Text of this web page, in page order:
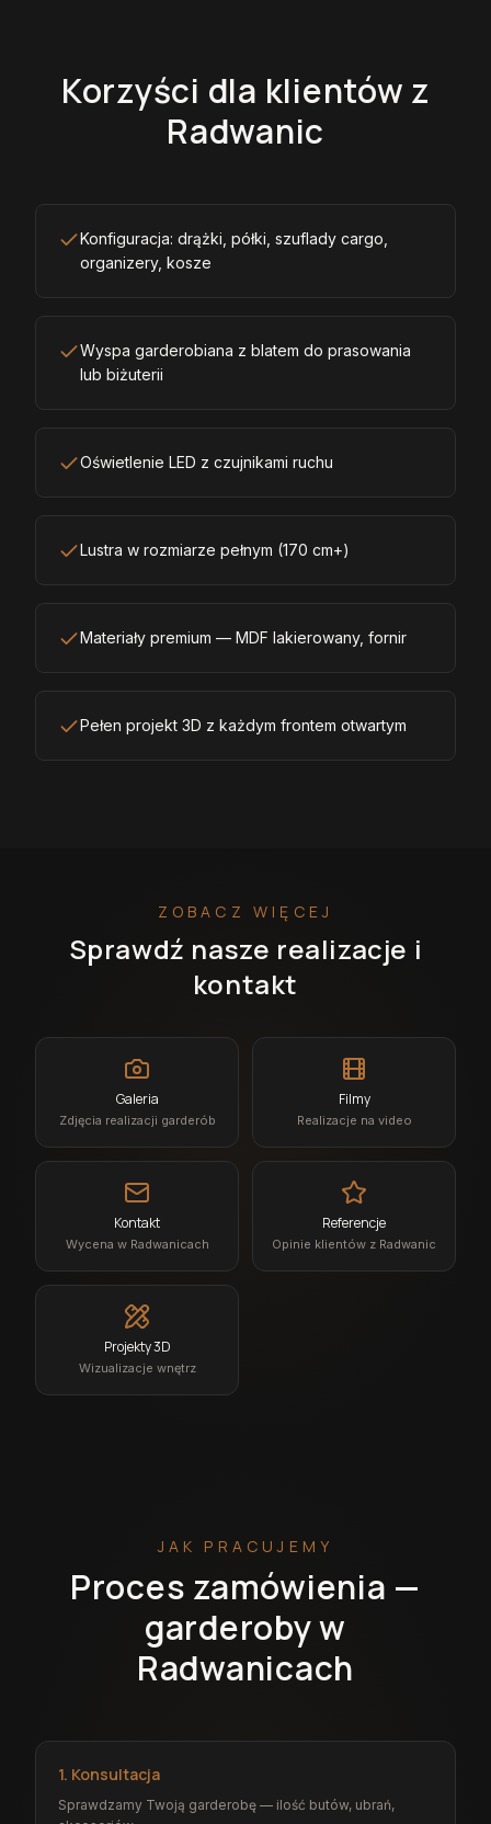
Korzyści dla klientów z
Radwanic
Konfiguracja: drążki, półki, szuflady cargo,
organizery, kosze
Wyspa garderobiana z blatem do prasowania
lub biżuterii
Oświetlenie LED z czujnikami ruchu
Lustra w rozmiarze pełnym (170 cm+)
Materiały premium — MDF lakierowany, fornir
Pełen projekt 3D z każdym frontem otwartym
ZOBACZ WIĘCEJ
Sprawdź nasze realizacje i
kontakt
Galeria
Zdjęcia realizacji garderób
Filmy
Realizacje na video
Kontakt
Wycena w Radwanicach
Referencje
Opinie klientów z Radwanic
Projekty 3D
Wizualizacje wnętrz
JAK PRACUJEMY
Proces zamówienia —
garderoby w
Radwanicach
1. Konsultacja
Sprawdzamy Twoją garderobę — ilość butów, ubrań,